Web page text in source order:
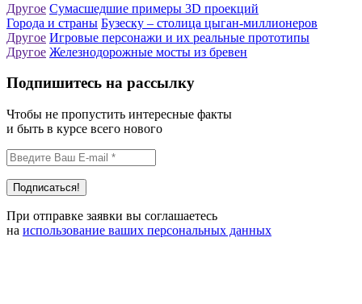
Другое Сумасшедшие примеры 3D проекций
Города и страны Бузеску – столица цыган-миллионеров
Другое Игровые персонажи и их реальные прототипы
Другое Железнодорожные мосты из бревен
Подпишитесь на рассылку
Чтобы не пропустить интересные факты
и быть в курсе всего нового
При отправке заявки вы соглашаетесь
на использование ваших персональных данных